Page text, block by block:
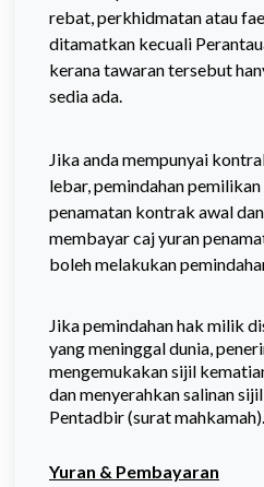
rebat, perkhidmatan atau
ditamatkan kecuali
kerana tawaran tersebut
sedia ada.
Jika anda mempunyai
lebar, pemindahan
penamatan kontrak awal
membayar caj yuran
boleh melakukan
Jika pemindahan hak milik
yang meninggal dunia,
mengemukakan sijil
dan menyerahkan salinan
Pentadbir (surat mahkamah).
Yuran & Pembayaran